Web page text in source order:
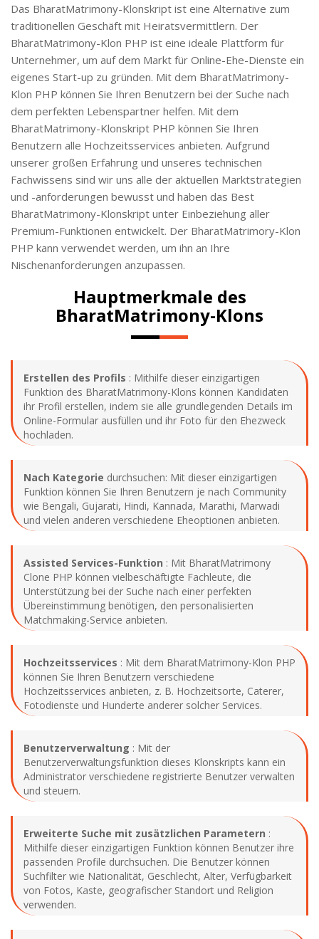
Das BharatMatrimony-Klonskript ist eine Alternative zum
traditionellen Geschäft mit Heiratsvermittlern. Der
BharatMatrimony-Klon PHP ist eine ideale Plattform für
Unternehmer, um auf dem Markt für Online-Ehe-Dienste ein
eigenes Start-up zu gründen. Mit dem BharatMatrimony-
Klon PHP können Sie Ihren Benutzern bei der Suche nach
dem perfekten Lebenspartner helfen. Mit dem
BharatMatrimony-Klonskript PHP können Sie Ihren
Benutzern alle Hochzeitsservices anbieten. Aufgrund
unserer großen Erfahrung und unseres technischen
Fachwissens sind wir uns alle der aktuellen Marktstrategien
und -anforderungen bewusst und haben das Best
BharatMatrimony-Klonskript unter Einbeziehung aller
Premium-Funktionen entwickelt. Der BharatMatrimory-Klon
PHP kann verwendet werden, um ihn an Ihre
Nischenanforderungen anzupassen.
Hauptmerkmale des
BharatMatrimony-Klons
Erstellen des Profils : Mithilfe dieser einzigartigen
Funktion des BharatMatrimony-Klons können Kandidaten
ihr Profil erstellen, indem sie alle grundlegenden Details im
Online-Formular ausfüllen und ihr Foto für den Ehezweck
hochladen.
Nach Kategorie durchsuchen: Mit dieser einzigartigen
Funktion können Sie Ihren Benutzern je nach Community
wie Bengali, Gujarati, Hindi, Kannada, Marathi, Marwadi
und vielen anderen verschiedene Eheoptionen anbieten.
Assisted Services-Funktion : Mit BharatMatrimony
Clone PHP können vielbeschäftigte Fachleute, die
Unterstützung bei der Suche nach einer perfekten
Übereinstimmung benötigen, den personalisierten
Matchmaking-Service anbieten.
Hochzeitsservices : Mit dem BharatMatrimony-Klon PHP
können Sie Ihren Benutzern verschiedene
Hochzeitsservices anbieten, z. B. Hochzeitsorte, Caterer,
Fotodienste und Hunderte anderer solcher Services.
Benutzerverwaltung : Mit der
Benutzerverwaltungsfunktion dieses Klonskripts kann ein
Administrator verschiedene registrierte Benutzer verwalten
und steuern.
Erweiterte Suche mit zusätzlichen Parametern :
Mithilfe dieser einzigartigen Funktion können Benutzer ihre
passenden Profile durchsuchen. Die Benutzer können
Suchfilter wie Nationalität, Geschlecht, Alter, Verfügbarkeit
von Fotos, Kaste, geografischer Standort und Religion
verwenden.